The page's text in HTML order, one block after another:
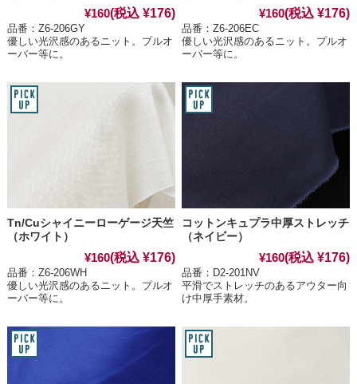
¥160(税込 ¥176)
品番：Z6-206GY
優しい光沢感のあるニット。プルオ
ーバー等に。
¥160(税込 ¥176)
品番：Z6-206EC
優しい光沢感のあるニット。プルオ
ーバー等に。
Tn/Cuシャイニーローゲージ天竺
（ホワイト）
¥160(税込 ¥176)
品番：Z6-206WH
優しい光沢感のあるニット。プルオ
ーバー等に。
コットンキュプラ中厚ストレッチ
（ネイビー）
¥160(税込 ¥176)
品番：D2-201NV
平滑でストレッチのあるアウター向
け中厚手素材。